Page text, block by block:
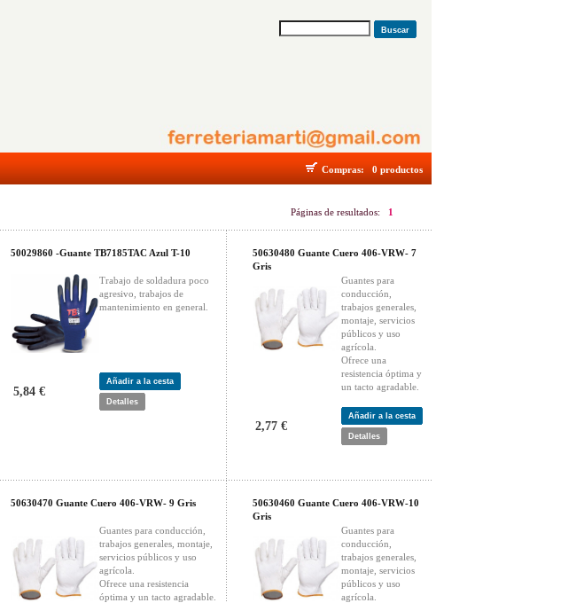
Buscar
Compras: 0 productos
Páginas de resultados: 1
50029860 -Guante TB7185TAC Azul T-10
Trabajo de soldadura poco
agresivo, trabajos de
mantenimiento en general.
5,84 €
Añadir a la cesta
Detalles
50630480 Guante Cuero 406-VRW- 7
Gris
Guantes para
conducción,
trabajos generales,
montaje, servicios
públicos y uso
agrícola.
Ofrece una
resistencia óptima y
un tacto agradable.
2,77 €
Añadir a la cesta
Detalles
50630470 Guante Cuero 406-VRW- 9 Gris
Guantes para conducción,
trabajos generales, montaje,
servicios públicos y uso
agrícola.
Ofrece una resistencia
óptima y un tacto agradable.
50630460 Guante Cuero 406-VRW-10
Gris
Guantes para
conducción,
trabajos generales,
montaje, servicios
públicos y uso
agrícola.